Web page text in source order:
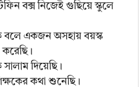
বক্স নিজেই গুছিয়ে স্কুলে
বলে একজন অসহায় বয়স্ক
করেছি।
দিয়েছি।
কথা শুনেছি।